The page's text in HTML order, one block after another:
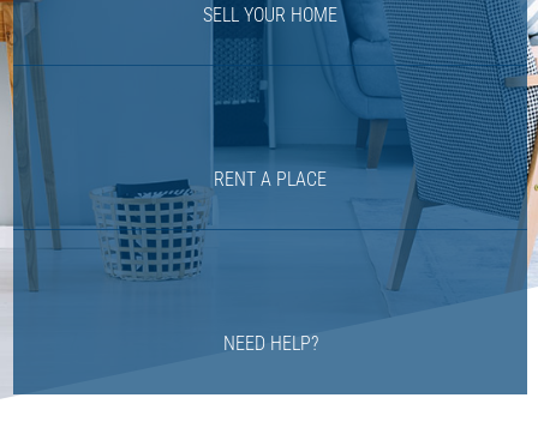
SELL YOUR HOME
RENT A PLACE
NEED HELP?